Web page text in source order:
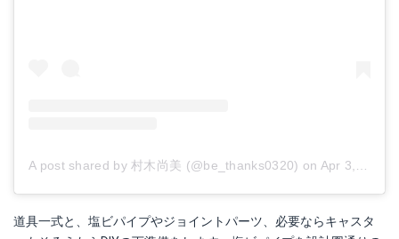
A post shared by 村木尚美 (@be_thanks0320) on Apr 3, 2018 at 8:24pm PDT
道具一式と、塩ビパイプやジョイントパーツ、必要ならキャスタ